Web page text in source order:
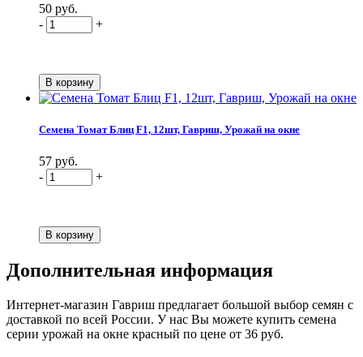
50 руб.
-
+
Семена Томат Блиц F1, 12шт, Гавриш, Урожай на окне
57 руб.
-
+
Дополнительная информация
Интернет-магазин Гавриш предлагает большой выбор семян с
доставкой по всей России. У нас Вы можете купить семена
серии урожай на окне красный по цене от 36 руб.